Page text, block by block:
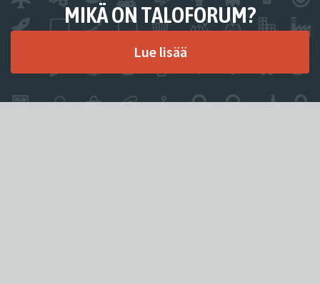
MIKÄ ON TALOFORUM?
Lue lisää